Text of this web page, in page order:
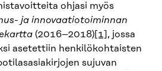
ohjasi myös
ja innovaatiotoiminnan
(2016–2018)[1] , jossa
asetettiin henkilökohtaisten
sujuvan